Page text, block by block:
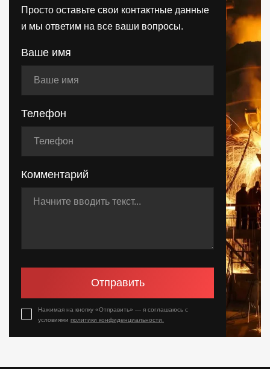
Просто оставьте свои контактные данные
и мы ответим на все ваши вопросы.
Ваше имя
Телефон
Комментарий
Отправить
Нажимая на кнопку «Отправить» — я соглашаюсь с
условиями политики конфиденциальности.